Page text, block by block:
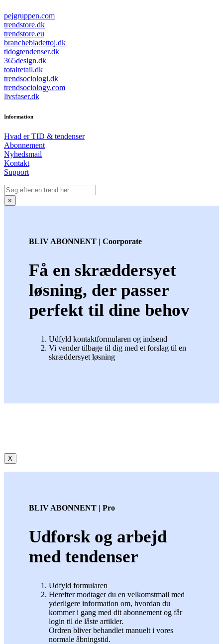
pejgruppen.com
trendstore.dk
trendstore.eu
branchebladettoj.dk
tidogtendenser.dk
365design.dk
totalretail.dk
trendsociologi.dk
trendsociology.com
livsfaser.dk
Information
Hvad er TID & tendenser
Abonnement
Nyhedsmail
Kontakt
Support
×
BLIV ABONNENT | Coorporate
Få en skræddersyet
løsning, der passer
perfekt til dine behov
Udfyld kontaktformularen og indsend
Vi vender tilbage til dig med et forslag til en
skræddersyet løsning
X
BLIV ABONNENT | Pro
Udforsk og arbejd
med tendenser
Udfyld formularen
Herefter modtager du en velkomstmail med
yderligere information om, hvordan du
kommer i gang med dit abonnement og får
login til de låste artikler.
Ordren bliver behandlet manuelt i vores
normale åbningstid.